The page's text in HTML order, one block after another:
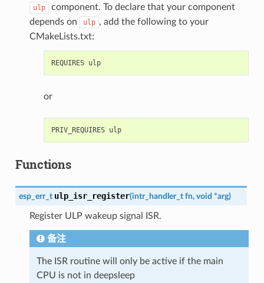
ulp
component. To declare that your component
depends on
ulp , add the following to your
CMakeLists.txt:
REQUIRES ulp
or
PRIV_REQUIRES ulp
Functions
esp_err_t ulp_isr_register(intr_handler_t fn, void *arg)
Register ULP wakeup signal ISR.
备注
The ISR routine will only be active if the main
CPU is not in deepsleep